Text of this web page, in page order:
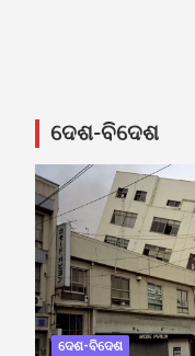
ଦେଶ-ବିଦେଶ
ଦେଶ-ବିଦେଶ